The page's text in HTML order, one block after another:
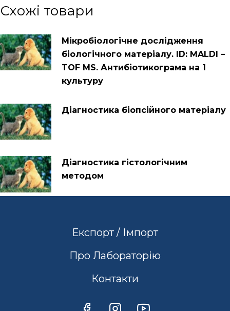
Схожі товари
Мікробіологічне дослідження
біологічного матеріалу. ID: MALDI –
TOF MS. Антибіотикограма на 1
культуру
Діагностика біопсійного матеріалу
Діагностика гістологічним
методом
Експорт / Імпорт
Про Лабораторію
Контакти